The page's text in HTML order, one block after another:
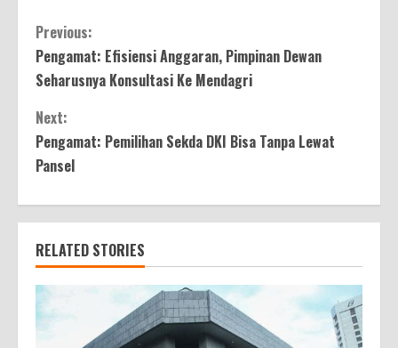
Continue
Reading
Previous:
Pengamat: Efisiensi Anggaran, Pimpinan Dewan
Seharusnya Konsultasi Ke Mendagri
Next:
Pengamat: Pemilihan Sekda DKI Bisa Tanpa Lewat
Pansel
RELATED STORIES